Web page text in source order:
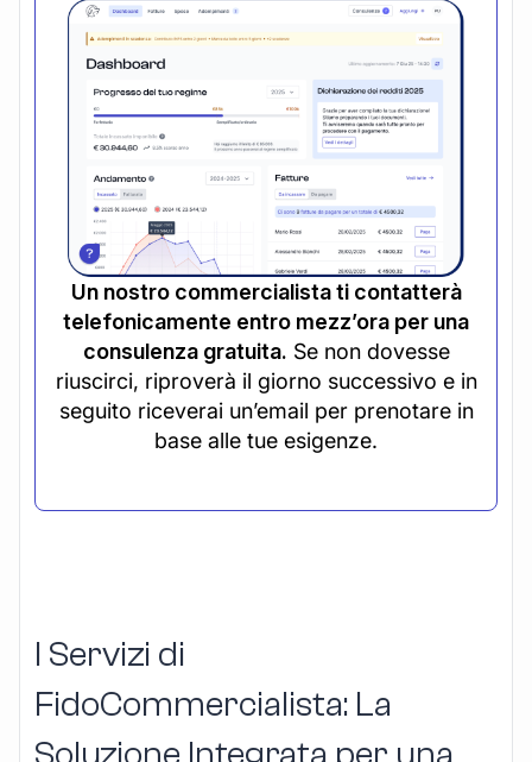
Un nostro commercialista ti contatterà
telefonicamente entro mezz’ora per una
consulenza gratuita. Se non dovesse
riuscirci, riproverà il giorno successivo e in
seguito riceverai un’email per prenotare in
base alle tue esigenze.
I Servizi di
FidoCommercialista: La